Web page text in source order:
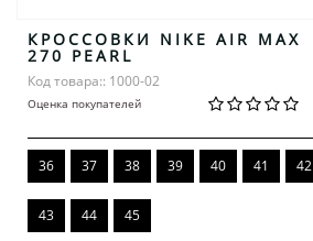
КРОССОВКИ NIKE AIR MAX
270 PEARL
Код товара:: 1000-02
Оценка покупателей
36 37 38 39 40 41 42
43 44 45